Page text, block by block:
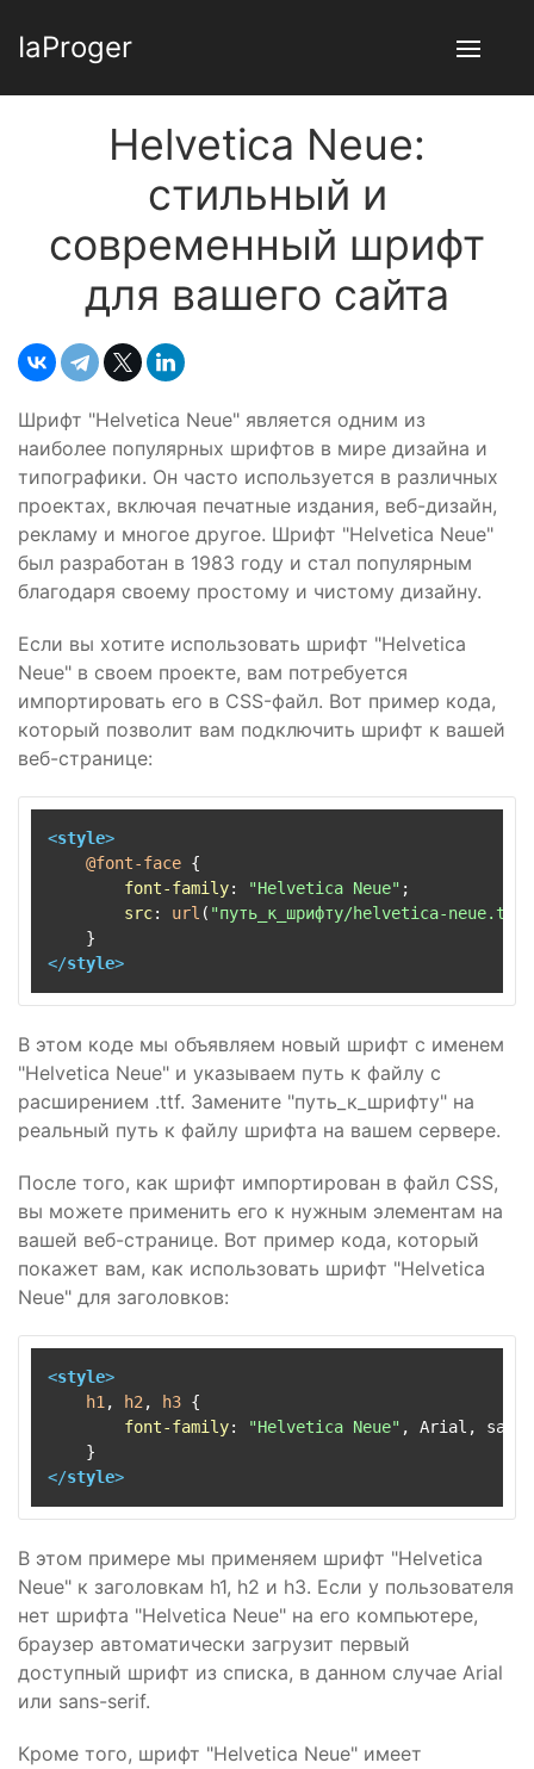
IaProger
Helvetica Neue:
стильный и
современный шрифт
для вашего сайта
Шрифт "Helvetica Neue" является одним из
наиболее популярных шрифтов в мире дизайна и
типографики. Он часто используется в различных
проектах, включая печатные издания, веб-дизайн,
рекламу и многое другое. Шрифт "Helvetica Neue"
был разработан в 1983 году и стал популярным
благодаря своему простому и чистому дизайну.
Если вы хотите использовать шрифт "Helvetica
Neue" в своем проекте, вам потребуется
импортировать его в CSS-файл. Вот пример кода,
который позволит вам подключить шрифт к вашей
веб-странице:
<style>
@font-face {
font-family: "Helvetica Neue" ;
src: url ( "путь_к_шрифту/helvetica-neue.ttf"
</style>
В этом коде мы объявляем новый шрифт с именем
"Helvetica Neue" и указываем путь к файлу с
расширением .ttf. Замените "путь_к_шрифту" на
реальный путь к файлу шрифта на вашем сервере.
После того, как шрифт импортирован в файл CSS,
вы можете применить его к нужным элементам на
вашей веб-странице. Вот пример кода, который
покажет вам, как использовать шрифт "Helvetica
Neue" для заголовков:
<style>
h1 , h2 , h3 {
font-family: "Helvetica Neue" , Arial,
</style>
В этом примере мы применяем шрифт "Helvetica
Neue" к заголовкам h1, h2 и h3. Если у пользователя
нет шрифта "Helvetica Neue" на его компьютере,
браузер автоматически загрузит первый
доступный шрифт из списка, в данном случае Arial
или sans-serif.
Кроме того, шрифт "Helvetica Neue" имеет